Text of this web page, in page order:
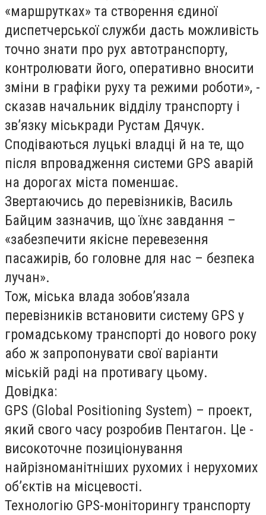
«маршрутках» та створення єдиної
диспетчерської служби дасть можливість
точно знати про рух автотранспорту,
контролювати його, оперативно вносити
зміни в графіки руху та режими роботи», -
сказав начальник відділу транспорту і
зв’язку міськради Рустам Дячук.
Сподіваються луцькі владці й на те, що
після впровадження системи GPS аварій
на дорогах міста поменшає.
Звертаючись до перевізників, Василь
Байцим зазначив, що їхнє завдання –
«забезпечити якісне перевезення
пасажирів, бо головне для нас – безпека
лучан».
Тож, міська влада зобов’язала
перевізників встановити систему GPS у
громадському транспорті до нового року
або ж запропонувати свої варіанти
міській раді на противагу цьому.
Довідка:
GPS (Global Positioning System) – проект,
який свого часу розробив Пентагон. Це -
високоточне позиціонування
найрізноманітніших рухомих і нерухомих
об’єктів на місцевості.
Технологію GPS-моніторингу транспорту